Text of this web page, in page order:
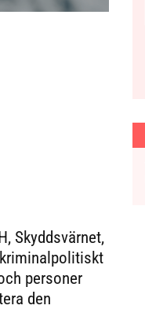
Skyddsvärnet,
personer
den